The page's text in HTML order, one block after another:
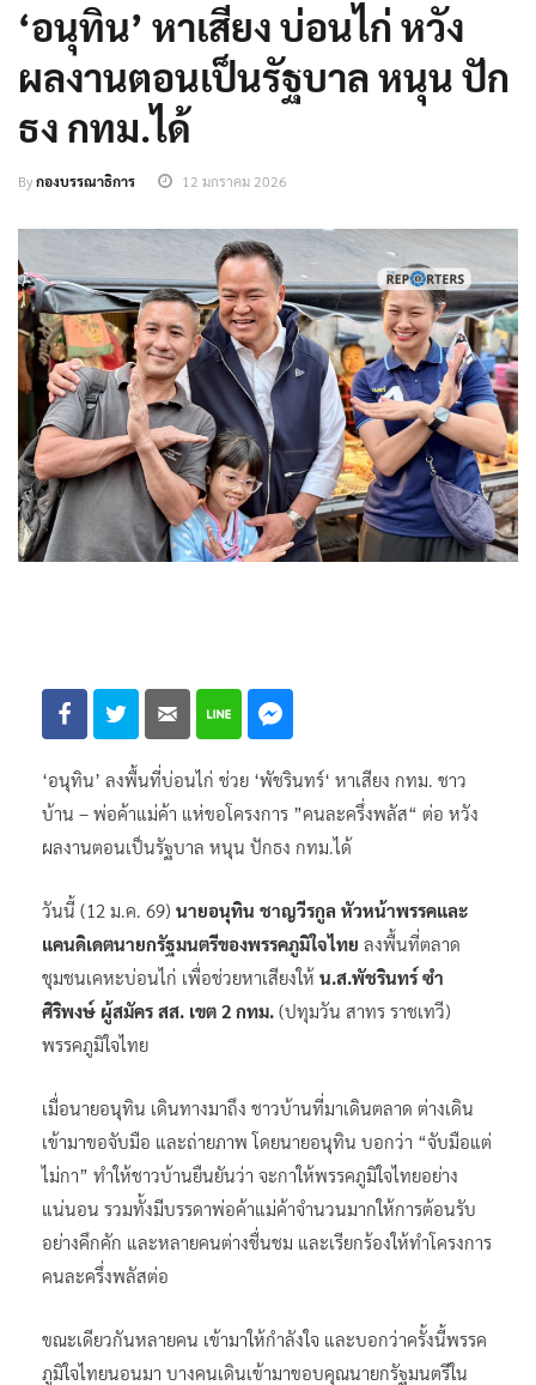
‘อนุทิน’ หาเสียง บ่อนไก่ หวัง
ผลงานตอนเป็นรัฐบาล หนุน ปัก
ธง กทม.ได้
Byกองบรรณาธิการ 12 มกราคม 2026
‘อนุทิน’ ลงพื้นที่บ่อนไก่ ช่วย ‘พัชรินทร์‘ หาเสียง กทม. ชาว
บ้าน – พ่อค้าแม่ค้า แห่ขอโครงการ ”คนละครึ่งพลัส“ ต่อ หวัง
ผลงานตอนเป็นรัฐบาล หนุน ปักธง กทม.ได้
วันนี้ (12 ม.ค. 69) นายอนุทิน ชาญวีรกูล หัวหน้าพรรคและ
แคนดิเดตนายกรัฐมนตรีของพรรคภูมิใจไทย ลงพื้นที่ตลาด
ชุมชนเคหะบ่อนไก่ เพื่อช่วยหาเสียงให้ น.ส.พัชรินทร์ ซำ
ศิริพงษ์ ผู้สมัคร สส. เขต 2 กทม. (ปทุมวัน สาทร ราชเทวี)
พรรคภูมิใจไทย
เมื่อนายอนุทิน เดินทางมาถึง ชาวบ้านที่มาเดินตลาด ต่างเดิน
เข้ามาขอจับมือ และถ่ายภาพ โดยนายอนุทิน บอกว่า “จับมือแต่
ไม่กา” ทำให้ชาวบ้านยืนยันว่า จะกาให้พรรคภูมิใจไทยอย่าง
แน่นอน รวมทั้งมีบรรดาพ่อค้าแม่ค้าจำนวนมากให้การต้อนรับ
อย่างคึกคัก และหลายคนต่างชื่นชม และเรียกร้องให้ทำโครงการ
คนละครึ่งพลัสต่อ
ขณะเดียวกันหลายคน เข้ามาให้กำลังใจ และบอกว่าครั้งนี้พรรค
ภูมิใจไทยนอนมา บางคนเดินเข้ามาขอบคุณนายกรัฐมนตรีใน